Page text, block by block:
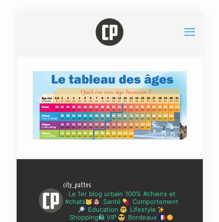
city_pattes
Le 1er blog urbain 100% #chiens et
#chats
Santé
Comportement
Education
Lifestyle
Shopping🛍 VIP
Bordeaux